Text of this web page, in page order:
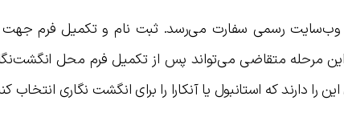
وب‌سایت رسمی سفارت می‌رسد. ثبت نام و تکمیل فرم جهت
مرحله متقاضی می‌تواند پس از تکمیل فرم محل
دارند که استانبول یا آنکارا را برای انگشت نگاری انتخاب